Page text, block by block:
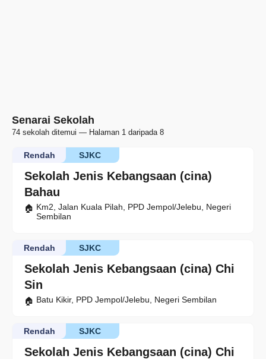
Senarai Sekolah
74 sekolah ditemui — Halaman 1 daripada 8
Sekolah Jenis Kebangsaan (cina)
Bahau
SJKC
Rendah
Km2, Jalan Kuala Pilah, PPD Jempol/Jelebu, Negeri
Sembilan
Sekolah Jenis Kebangsaan (cina) Chi
Sin
SJKC
Rendah
Batu Kikir, PPD Jempol/Jelebu, Negeri Sembilan
Sekolah Jenis Kebangsaan (cina) Chi
SJKC
Rendah